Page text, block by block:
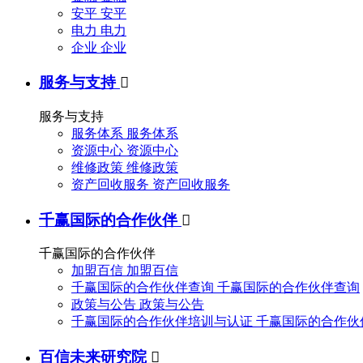
安平 安平
电力 电力
企业 企业
服务与支持 
服务与支持
服务体系 服务体系
资源中心 资源中心
维修政策 维修政策
资产回收服务 资产回收服务
千赢国际的合作伙伴 
千赢国际的合作伙伴
加盟百信 加盟百信
千赢国际的合作伙伴查询 千赢国际的合作伙伴查询
政策与公告 政策与公告
千赢国际的合作伙伴培训与认证 千赢国际的合作
百信未来研究院 